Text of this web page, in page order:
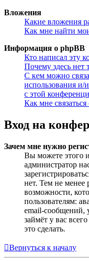
Вложения
Какие вложения
Как мне найти
Информация о phpBB
Кто написал эту
Почему здесь нет
С кем можно
использования и/
с этой
Как мне
Вход на
Зачем мне нужно
Вы можете этого
администратор
нет. Тем не менее
возможности,
пользователям:
email-сообщений,
займёт у вас
это сделать.
Вернуться к началу